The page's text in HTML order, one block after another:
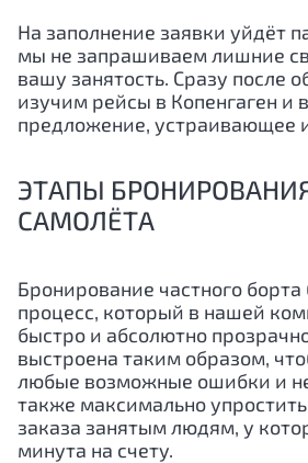
На заполнение заявки уйдёт
мы не запрашиваем лишние
вашу занятость. Сразу после
изучим рейсы в Копенгаген и
предложение, устраивающее
ЭТАПЫ
САМОЛЁТА
Бронирование частного борта
процесс, который в нашей
быстро и абсолютно
выстроена таким образом,
любые возможные ошибки и
также максимально
заказа занятым людям, у
минута на счету.